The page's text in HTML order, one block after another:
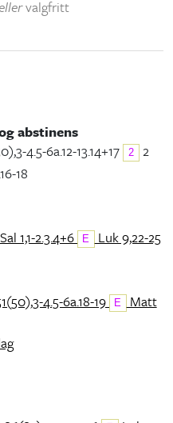
valgfritt
abstinens
4.5-6a.12-13.14+17 2
2
18
Sal 1,1-2.3.4+6 E
Luk 9,22-25
4.5-6a.18-19 E
Matt